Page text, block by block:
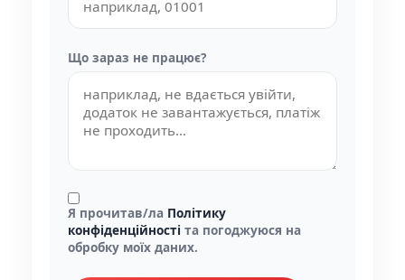
Що зараз не працює?
Я прочитав/ла Політику
конфіденційності та погоджуюся на
обробку моїх даних.